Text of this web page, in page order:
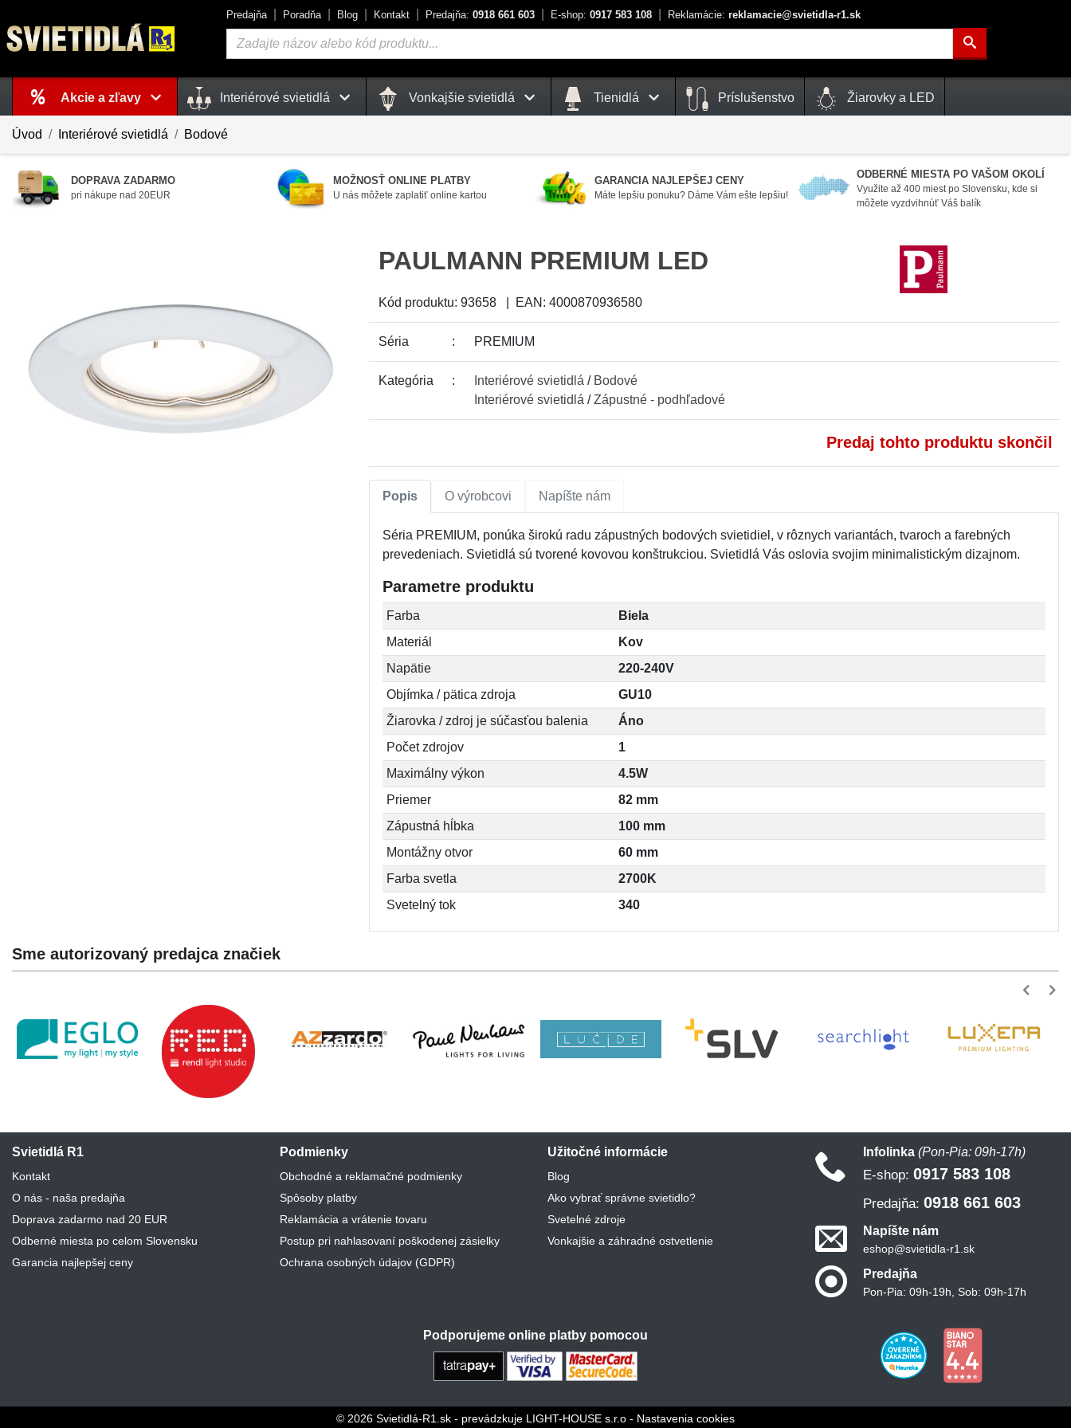
Predajňa Poradňa Blog Kontakt Predajňa: 0918 661 603 E-shop: 0917 583 108 Reklamácie: reklamacie@svietidla-r1.sk
Vyhľadávanie
Košík
je prázdny
Akcie a zľavy Interiérové svietidlá Vonkajšie svietidlá Tienidlá Príslušenstvo Žiarovky a LED
Úvod Interiérové svietidlá Bodové
DOPRAVA ZADARMO
pri nákupe nad 20EUR
MOŽNOSŤ ONLINE PLATBY
U nás môžete zaplatiť online kartou
GARANCIA NAJLEPŠEJ CENY
Máte lepšiu ponuku? Dáme Vám ešte lepšiu!
ODBERNÉ MIESTA PO VAŠOM OKOLÍ
Využite až 400 miest po Slovensku, kde si
môžete vyzdvihnúť Váš balík
PAULMANN PREMIUM LED
Kód produktu: 93658 EAN: 4000870936580
Séria PREMIUM
Kategória Interiérové svietidlá / Bodové
Interiérové svietidlá /Zápustné - podhľadové
Predaj tohto produktu skončil
Popis O výrobcovi Napíšte nám
Séria PREMIUM, ponúka širokú radu zápustných bodových svietidiel, v rôznych variantách, tvaroch a farebných
prevedeniach. Svietidlá sú tvorené kovovou konštrukciou. Svietidlá Vás oslovia svojim minimalistickým dizajnom.
Parametre produktu
Farba
Biela
Materiál
Kov
Napätie
220-240V
Objímka / pätica zdroja
GU10
Žiarovka / zdroj je súčasťou balenia
Áno
Počet zdrojov
1
Maximálny výkon
4.5W
Priemer
82 mm
Zápustná hĺbka
100 mm
Montážny otvor
60 mm
Farba svetla
2700K
Svetelný tok
340
Sme autorizovaný predajca značiek
Svietidlá R1
Kontakt
O nás - naša predajňa
Doprava zadarmo nad 20 EUR
Odberné miesta po celom Slovensku
Garancia najlepšej ceny
Podmienky
Obchodné a reklamačné podmienky
Spôsoby platby
Reklamácia a vrátenie tovaru
Postup pri nahlasovaní poškodenej zásielky
Ochrana osobných údajov (GDPR)
Užitočné informácie
Blog
Ako vybrať správne svietidlo?
Svetelné zdroje
Vonkajšie a záhradné ostvetlenie
Infolinka (Pon-Pia: 09h-17h)
E-shop: 0917 583 108
Predajňa: 0918 661 603
Napíšte nám
eshop@svietidla-r1.sk
Predajňa
Pon-Pia: 09h-19h, Sob: 09h-17h
Podporujeme online platby pomocou
© 2026 Svietidlá-R1.sk - prevádzkuje LIGHT-HOUSE s.r.o - Nastavenia cookies